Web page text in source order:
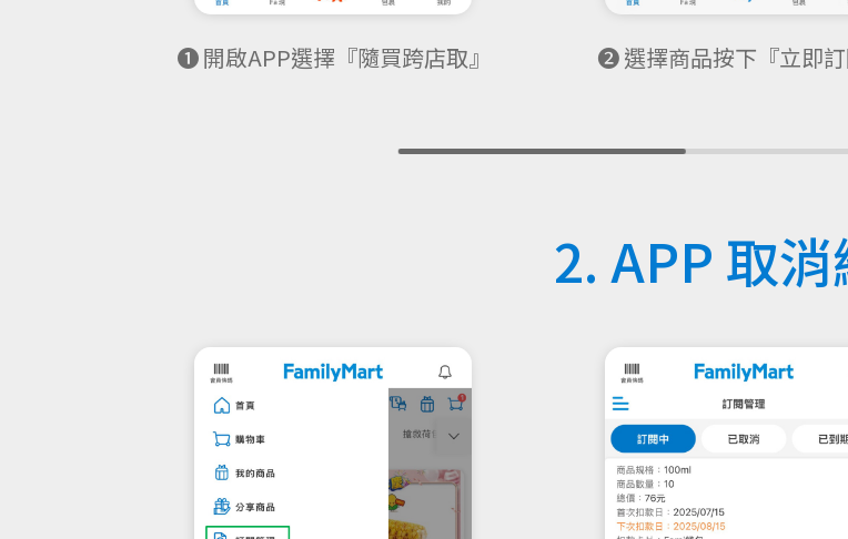
❶ 開啟APP選擇『隨買跨店取』 ❷ 選擇商品按下『立即訂
2. APP 取